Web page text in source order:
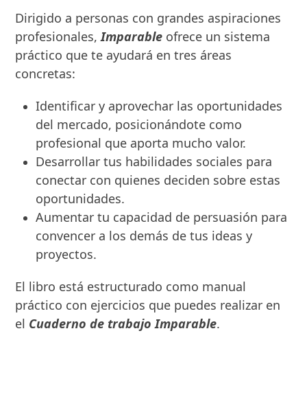
Dirigido a personas con grandes aspiraciones
profesionales,Imparable ofrece un sistema
práctico que te ayudará en tres áreas
concretas:
Identificar y aprovechar las oportunidades
del mercado, posicionándote como
profesional que aporta mucho valor.
Desarrollar tus habilidades sociales para
conectar con quienes deciden sobre estas
oportunidades.
Aumentar tu capacidad de persuasión para
convencer a los demás de tus ideas y
proyectos.
El libro está estructurado como manual
práctico con ejercicios que puedes realizar en
el Cuaderno de trabajo Imparable.